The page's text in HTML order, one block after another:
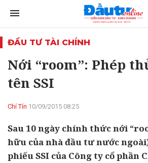
ĐẦU TƯ TÀI CHÍNH
Nới “room”: Phép
tên SSI
Chí Tín 10/09/2015 08:25
Sau 10 ngày chính thức nới
hữu của nhà đầu tư nước
phiếu SSI của Công ty cổ phần